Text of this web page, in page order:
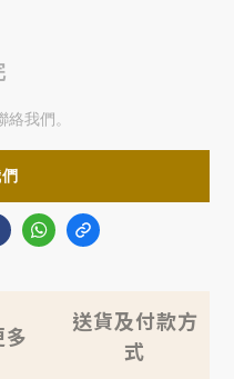
我們。
多
送貨及付款方
式